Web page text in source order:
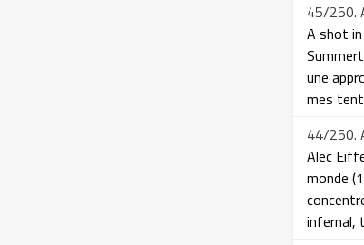
45/250.
A shot in
une
mes
44/250.
Alec
monde
infernal,